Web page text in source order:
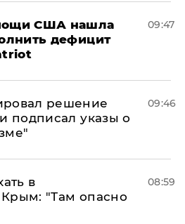
США нашла
дефицит
09:47
решение
подписал указы о
09:46
в
"Там опасно
08:59